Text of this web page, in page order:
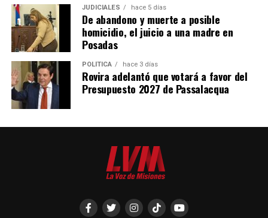
Alrededor de 400 personas marcharon en la capital provincial
Al igual que en otros puntos de la provincia y del país, la
movilización se realizó durante la sesión en la que se
debatió el proyecto de Ley de Inviolabilidad de la
Propiedad Privada en elSenado de la Nación.
Sin la parte de extranjerización del territorio, el paquete
habilitando los “desalojos exprés” de propiedades
ocupadas mediante procesos judiciales sumarísimos que
no necesitan de sentencia firme, entre otros temas.
Para finalizar, los manifestantes pidieron a los
JUDICIALES hace 5 días
De abandono y muerte a posible
homicidio, el juicio a una madre en
Posadas
POLÍTICA hace 3 días
Rovira adelantó que votará a favor del
Presupuesto 2027 de Passalacqua